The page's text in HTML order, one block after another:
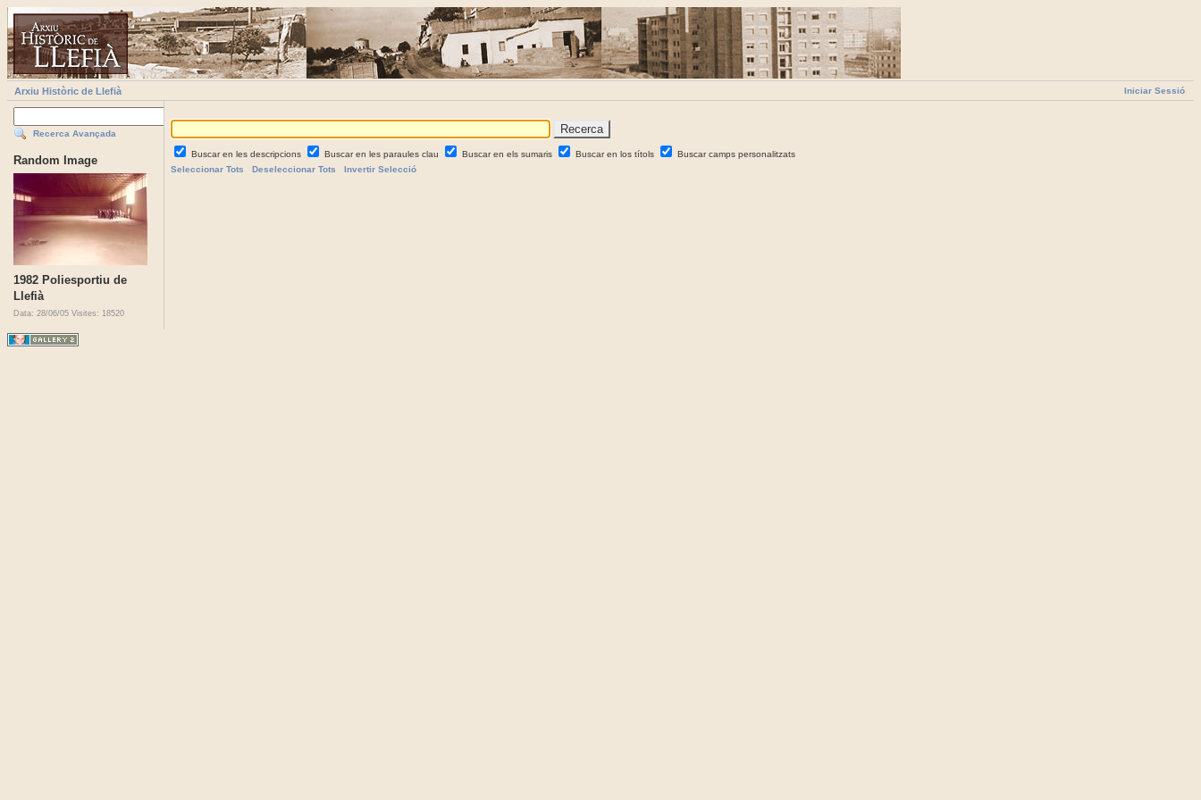
Iniciar Sessió
Arxiu Històric de Llefià
Recerca Avançada
Random Image
1982 Poliesportiu de
Llefià
Data: 28/06/05 Visites: 18520
Buscar en les descripcions Buscar en les paraules clau Buscar en els sumaris Buscar en los títols
Buscar camps personalitzats
Seleccionar Tots
Deseleccionar Tots Invertir Selecció